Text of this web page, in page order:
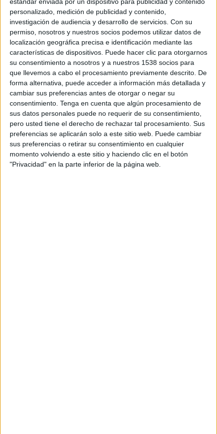
estándar enviada por un dispositivo para publicidad y contenido
personalizado, medición de publicidad y contenido,
investigación de audiencia y desarrollo de servicios. Con su
permiso, nosotros y nuestros socios podemos utilizar datos de
localización geográfica precisa e identificación mediante las
características de dispositivos. Puede hacer clic para otorgarnos
su consentimiento a nosotros y a nuestros 1538 socios para
que llevemos a cabo el procesamiento previamente descrito. De
forma alternativa, puede acceder a información más detallada y
cambiar sus preferencias antes de otorgar o negar su
consentimiento. Tenga en cuenta que algún procesamiento de
sus datos personales puede no requerir de su consentimiento,
pero usted tiene el derecho de rechazar tal procesamiento. Sus
preferencias se aplicarán solo a este sitio web. Puede cambiar
sus preferencias o retirar su consentimiento en cualquier
momento volviendo a este sitio y haciendo clic en el botón
"Privacidad" en la parte inferior de la página web.
12,5 millones de euros más- y se coloca con una
diferencia notable de 34,1 millones de euros
sobre el segundo clasificado. De esta manera, se
afianza aún más en el país y continúa su
evolución ascendente de los últimos años, en
contra de la tendencia general del mercado en
España.
Patricia Fernández y Carlos Ramalho, managing
directors de Carat España, afirman que: “Este es
un triunfo fruto del trabajo colectivo de un gran
equipo. Esa cultura colaborativa se refleja en la
excelencia del servicio que damos a nuestros
clientes gracias a nuestra capacidad de ofrecer
soluciones únicas en el mercado. La
transformación digital está agitando las